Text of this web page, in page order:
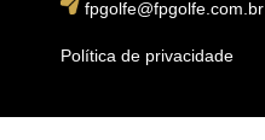
fpgolfe@fpgolfe.com.br
Política de privacidade